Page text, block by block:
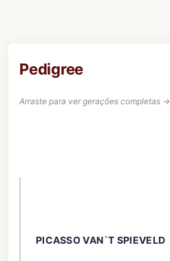
Pedigree
Arraste para ver gerações completas →
PICASSO VAN´T SPIEVELD